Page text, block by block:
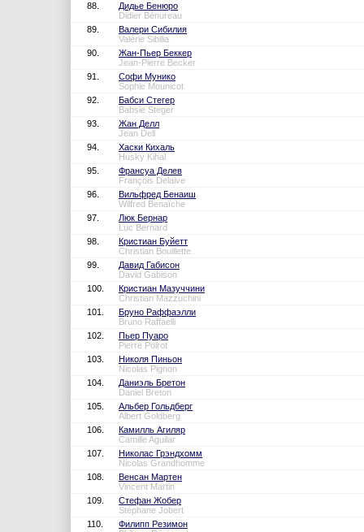
88.
Дидье Бенюро
Didier Bénureau
89.
Валери Сибилия
Valérie Sibilia
90.
Жан-Пьер Беккер
Jean-Pierre Becker
91.
Софи Мунико
Sophie Mounicot
92.
Бабси Стегер
Babsie Steger
93.
Жан Делл
Jean Dell
94.
Хаски Кихаль
Husky Kihal
95.
Франсуа Делев
François Delaive
96.
Вильфред Бенаиш
Wilfred Benaïche
97.
Люк Бернар
Luc Bernard
98.
Кристиан Буйетт
Christian Bouillette
99.
Давид Габисон
David Gabison
100.
Кристиан Мазуччини
Christian Mazzuchini
101.
Бруно Раффаэлли
Bruno Raffaelli
102.
Пьер Пуаро
Pierre Poirot
103.
Николя Пиньон
Nicolas Pignon
104.
Даниэль Бретон
Daniel Breton
105.
Альбер Гольдберг
Albert Goldberg
106.
Камилль Агиляр
Camille Aguilar
107.
Николас Грэндхомм
Nicolas Grandhomme
108.
Венсан Мартен
Vincent Martin
109.
Стефан Жобер
Stéphane Jobert
110.
Филипп Резимон